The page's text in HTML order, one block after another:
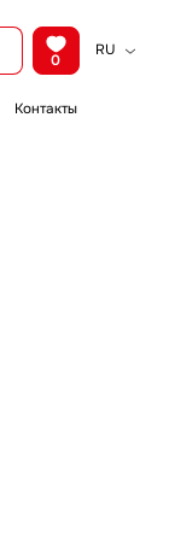
0
RU
Контакты